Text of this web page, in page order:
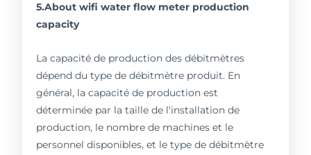
5.About wifi water flow meter production
capacity
La capacité de production des débitmètres
dépend du type de débitmètre produit. En
général, la capacité de production est
déterminée par la taille de l'installation de
production, le nombre de machines et le
personnel disponibles, et le type de débitmètre